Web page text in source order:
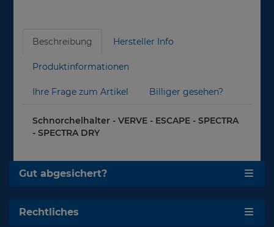
Beschreibung Hersteller Info
Produktinformationen
Ihre Frage zum Artikel Billiger gesehen?
Schnorchelhalter - VERVE - ESCAPE - SPECTRA
- SPECTRA DRY
Gut abgesichert?
Rechtliches